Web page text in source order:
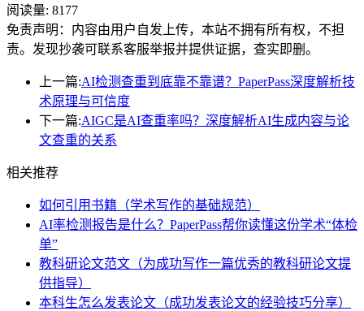
阅读量: 8177
免责声明：内容由用户自发上传，本站不拥有所有权，不担
责。发现抄袭可联系客服举报并提供证据，查实即删。
上一篇:AI检测查重到底靠不靠谱？PaperPass深度解析技
术原理与可信度
下一篇:AIGC是AI查重率吗？深度解析AI生成内容与论
文查重的关系
相关推荐
如何引用书籍（学术写作的基础规范）
AI率检测报告是什么？PaperPass帮你读懂这份学术“体检
单”
教科研论文范文（为成功写作一篇优秀的教科研论文提
供指导）
本科生怎么发表论文（成功发表论文的经验技巧分享）